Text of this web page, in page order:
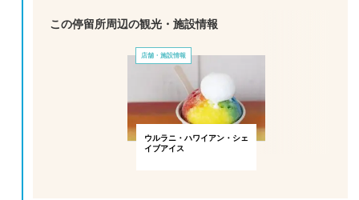
この停留所周辺の観光・施設情報
店舗・施設情報
ウルラニ・ハワイアン・シェ
イブアイス